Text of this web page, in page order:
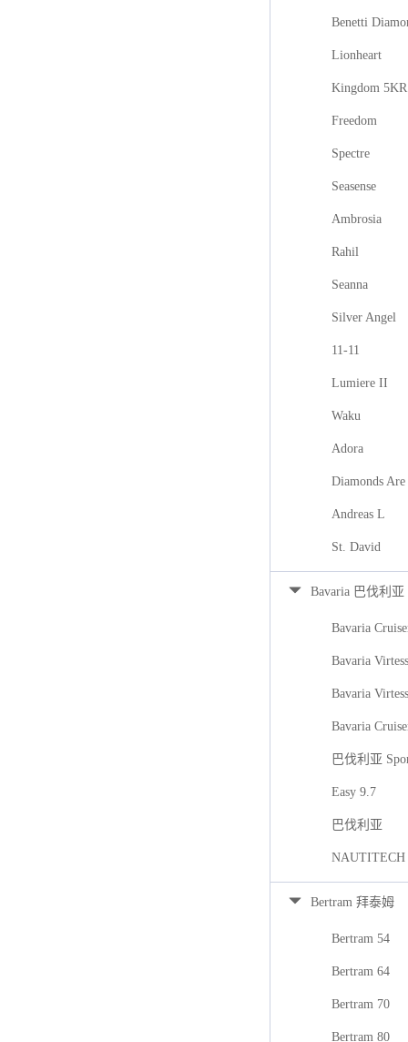
Benetti
Lionheart
Kingdom 5KR
Freedom
Spectre
Seasense
Ambrosia
Rahil
Seanna
Silver Angel
11-11
Lumiere II
Waku
Adora
Diamonds
Andreas L
St. David
Bavaria 巴伐利亚
Bavaria
Bavaria
Bavaria
Bavaria
巴伐利亚
Easy 9.7
巴伐利亚
NAUTITECH
Bertram 拜泰姆
Bertram 54
Bertram 64
Bertram 70
Bertram 80